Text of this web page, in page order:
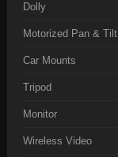
Dolly
Motorized Pan & Tilt
Car Mounts
Tripod
Monitor
Wireless Video